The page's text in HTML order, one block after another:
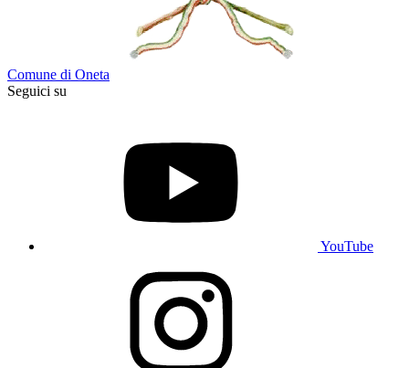
Comune di Oneta
Seguici su
YouTube